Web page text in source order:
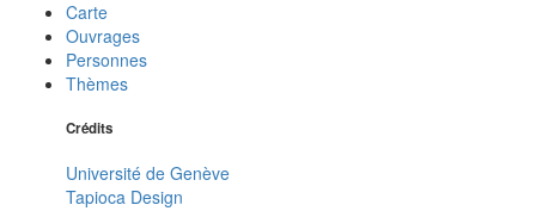
Carte
Ouvrages
Personnes
Thèmes
Crédits
Université de Genève
Tapioca Design